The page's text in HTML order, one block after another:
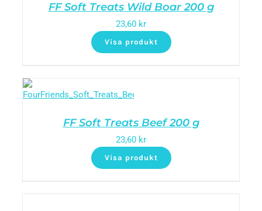
FF Soft Treats Wild Boar 200 g
23,60 kr
Visa produkt
FF Soft Treats Beef 200 g
23,60 kr
Visa produkt